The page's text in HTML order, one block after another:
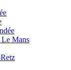
Mans